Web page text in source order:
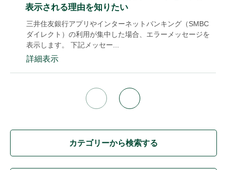
表示される理由を知りたい
三井住友銀行アプリやインターネットバンキング（SMBC
ダイレクト）の利用が集中した場合、エラーメッセージを
表示します。 下記メッセー...
詳細表示
カテゴリーから検索する